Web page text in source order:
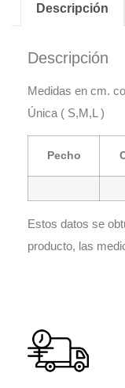
Descripción
Descripción
Medidas en cm.
Única ( S,M,L )
Pecho
Estos datos se
producto, las